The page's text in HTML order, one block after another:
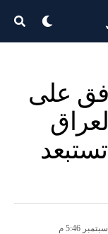
على
لا تستبعد